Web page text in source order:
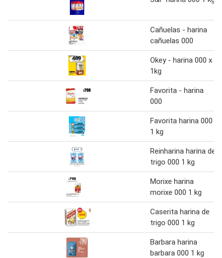
Cañuelas - harina
cañuelas 000
Okey - harina 000 x
1kg
Favorita - harina
000
Favorita harina 000
1 kg
Reinharina harina de
trigo 000 1 kg
Morixe harina
morixe 000 1 kg
Caserita harina de
trigo 000 1 kg
Barbara harina
barbara 000 1 kg